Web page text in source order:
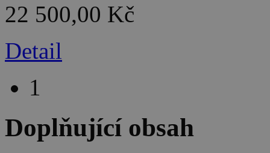
22 500,00 Kč
Detail
1
Doplňující obsah